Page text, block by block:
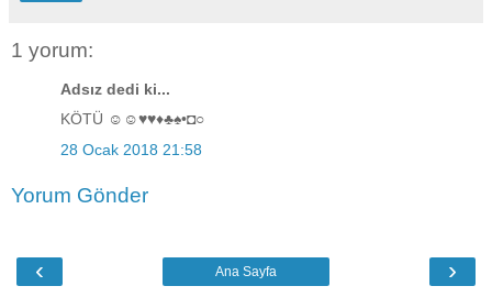
1 yorum:
Adsız dedi ki...
KÖTÜ ☺☺♥♥♦♣♠•◘○
28 Ocak 2018 21:58
Yorum Gönder
‹ ›
Ana Sayfa